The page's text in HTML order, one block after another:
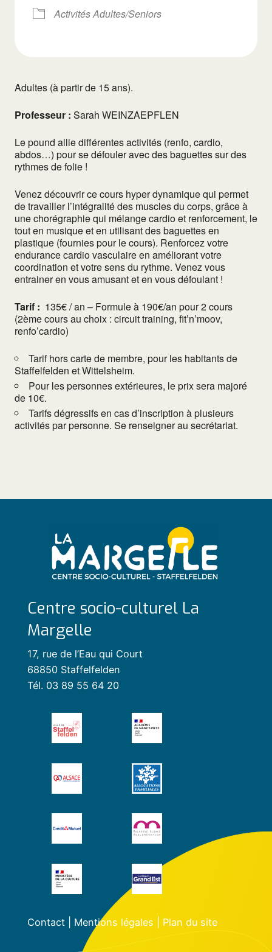
Activités Adultes/Seniors
Adultes (à partir de 15 ans).
Professeur : Sarah WEINZAEPFLEN
Le pound allie différentes activités (renfo, cardio,
abdos…) pour se défouler avec des baguettes sur des
rythmes de folie !
Venez découvrir ce cours hyper dynamique qui permet
de travailler l’intégralité des muscles du corps, grâce à
une chorégraphie qui mélange cardio et renforcement, le
tout en musique et en utilisant des baguettes en
plastique (fournies pour le cours). Renforcez votre
endurance cardio vasculaire en améliorant votre
coordination et votre sens du rythme. Venez vous
entrainer en vous amusant et en vous défoulant !
Tarif : 135€ / an – Formule à 190€/an pour 2 cours
(2ème cours au choix : circuit training, fit’n’moov,
renfo’cardio)
Tarif hors carte de membre, pour les habitants de
Staffelfelden et Wittelsheim.
Pour les personnes extérieures, le prix sera majoré
de 10€.
Tarifs dégressifs en cas d’inscription à plusieurs
activités par personne. Se renseigner au secrétariat.
Centre socio-culturel La
Margelle
17, rue de l’Eau qui Court
68850 Staffelfelden
Tél. 03 89 55 64 20
Contact| Mentions légales Plan du site